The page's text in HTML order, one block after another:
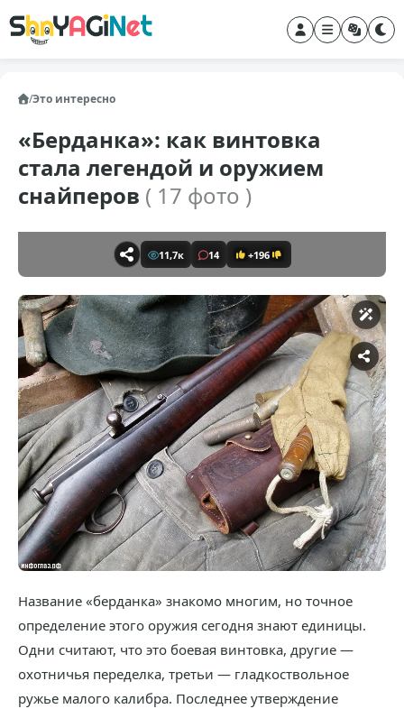
/Это интересно
«Берданка»: как винтовка
стала легендой и оружием
снайперов ( 17 фото )
11,7к 14 +196
Название «берданка» знакомо многим, но точное
определение этого оружия сегодня знают единицы.
Одни считают, что это боевая винтовка, другие —
охотничья переделка, третьи — гладкоствольное
ружье малого калибра. Последнее утверждение